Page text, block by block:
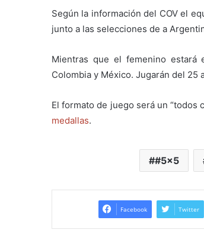
Según la información del COV el
junto a las selecciones de a
Mientras que el femenino
Colombia y México. Jugarán del 25
El formato de juego será un “todos
medallas.
#5x5
Facebook Twitter